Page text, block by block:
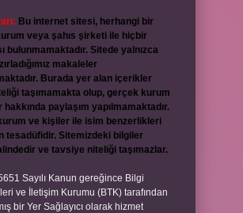
Bu internet sitesi, herhangi bir
veya şahıs şirketi ile hiçbir
bulunmamaktadır. Sitede yalnızca
makaleler
Burada yer alan içerikler
taşımamakta olup, gerçek kurum
paylaşım yapılmamaktadır.
ve kişiler ile isim benzerlikleri
tesadüfidir. Sitemizdeki bilgiler
ve tavsiye niteliği taşımazlar.
Sayılı Kanun gereğince Bilgi
ve İletişim Kurumu (BTK) tarafından
bir Yer Sağlayıcı olarak hizmet